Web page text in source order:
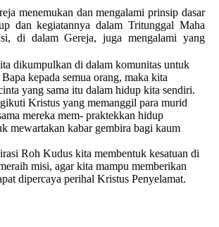
dan mengalami prinsip dasar
dan kegiatannya dalam Tritunggal Maha
di dalam Gereja, juga mengalami yang
dikumpulkan di dalam komunitas untuk
kepada semua orang, maka kita
yang sama itu dalam hidup kita sendiri.
Kristus yang memanggil para murid
mereka mem- praktekkan hidup
mewartakan kabar gembira bagi kaum
Roh Kudus kita membentuk kesatuan di
misi, agar kita mampu memberikan
dipercaya perihal Kristus Penyelamat.